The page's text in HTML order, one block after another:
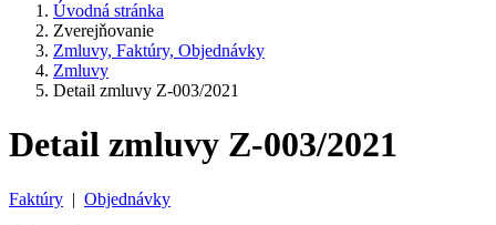
Úvodná stránka
Zverejňovanie
Zmluvy, Faktúry, Objednávky
Zmluvy
Detail zmluvy Z-003/2021
Detail zmluvy Z-003/2021
Faktúry | Objednávky